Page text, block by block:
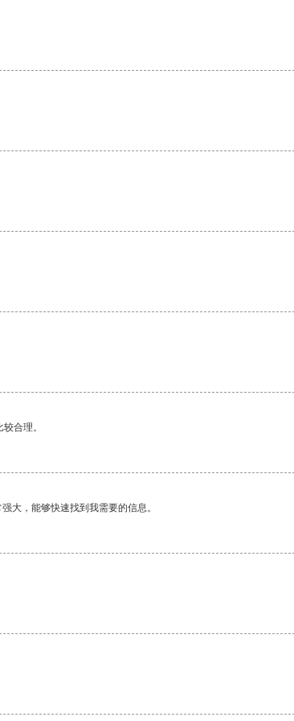
合理。
大，能够快速找到我需要的信息。